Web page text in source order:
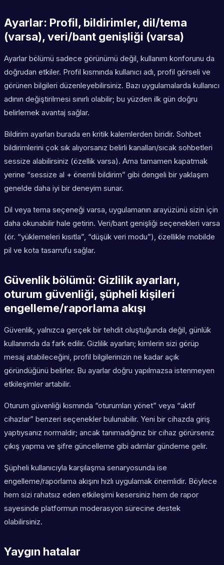
Ayarlar: Profil, bildirimler, dil/tema
(varsa), veri/bant genişliği (varsa)
Ayarlar bölümü sadece görünümü değil, kullanım konforunu da
doğrudan etkiler. Profil kısmında kullanıcı adı, profil görseli ve
görünen bilgileri düzenleyebilirsiniz. Bazı uygulamalarda kullanıcı
adının değiştirilmesi sınırlı olabilir; bu yüzden ilk gün doğru
belirlemek avantaj sağlar.
Bildirim ayarları burada en kritik kalemlerden biridir. Sohbet
bildirimlerini çok sık alıyorsanız belirli kanalları/sıcak sohbetleri
sessize alabilirsiniz (özellik varsa). Ama tamamen kapatmak
yerine “sessize al + önemli bildirim” gibi dengeli bir yaklaşım
genelde daha iyi bir deneyim sunar.
Dil veya tema seçeneği varsa, uygulamanın arayüzünü sizin için
daha okunabilir hale getirin. Veri/bant genişliği seçenekleri varsa
(ör. “yüklemeleri kısıtla”, “düşük veri modu”), özellikle mobilde
pil ve kota tasarrufu sağlar.
Güvenlik bölümü: Gizlilik ayarları,
oturum güvenliği, şüpheli kişileri
engelleme/raporlama akışı
Güvenlik, yalnızca gerçek bir tehdit oluştuğunda değil, günlük
kullanımda da fark edilir. Gizlilik ayarları; kimlerin sizi görüp
mesaj atabileceğini, profil bilgilerinizin ne kadar açık
göründüğünü belirler. Bu ayarlar doğru yapılmazsa istenmeyen
etkileşimler artabilir.
Oturum güvenliği kısmında “oturumları yönet” veya “aktif
cihazlar” benzeri seçenekler bulunabilir. Yeni bir cihazda giriş
yaptıysanız normaldir; ancak tanımadığınız bir cihaz görürseniz
çıkış yapma ve şifre güncelleme gibi adımlar gündeme gelir.
Şüpheli kullanıcıyla karşılaşma senaryosunda ise
engelleme/raporlama akışını hızlı uygulamak önemlidir. Böylece
hem sizi rahatsız eden etkileşimi kesersiniz hem de rapor
sayesinde platformun moderasyon sürecine destek
olabilirsiniz.
Yaygın hatalar